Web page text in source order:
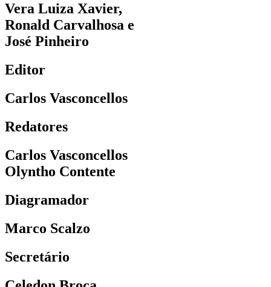
Vera Luiza Xavier,
Ronald Carvalhosa e
José Pinheiro
Editor
Carlos Vasconcellos
Redatores
Carlos Vasconcellos
Olyntho Contente
Diagramador
Marco Scalzo
Secretário